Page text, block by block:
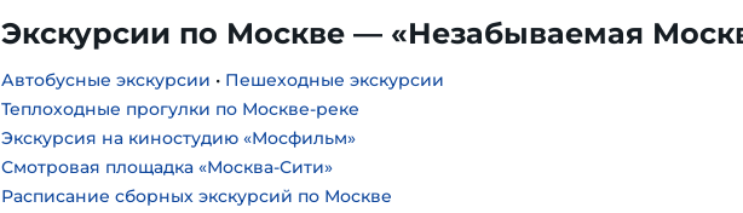
Экскурсии по Москве — «Незабываемая
Автобусные экскурсии • Пешеходные экскурсии
Теплоходные прогулки по Москве-реке
Экскурсия на киностудию «Мосфильм»
Смотровая площадка «Москва-Сити»
Расписание сборных экскурсий по Москве